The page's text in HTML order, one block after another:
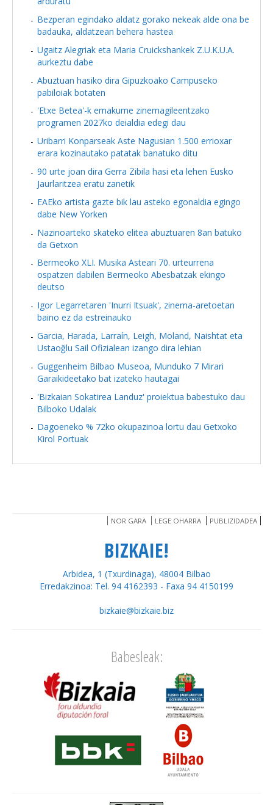
Bezperan egindako aldatz gorako nekeak alde ona be
badauka, aldatzean behera hastea
Ugaitz Alegriak eta Maria Cruickshankek Z.U.K.U.A.
aurkeztu dabe
Abuztuan hasiko dira Gipuzkoako Campuseko
pabiloiak botaten
'Etxe Betea'-k emakume zinemagileentzako
programen 2027ko deialdia edegi dau
Uribarri Konparseak Aste Nagusian 1.500 errioxar
erara kozinautako patatak banatuko ditu
90 urte joan dira Gerra Zibila hasi eta lehen Eusko
Jaurlaritzea eratu zanetik
EAEko artista gazte bik lau asteko egonaldia egingo
dabe New Yorken
Nazinoarteko skateko elitea abuztuaren 8an batuko
da Getxon
Bermeoko XLI. Musika Asteari 70. urteurrena
ospatzen dabilen Bermeoko Abesbatzak ekingo
deutso
Igor Legarretaren 'Inurri Itsuak', zinema-aretoetan
baino ez da estreinauko
Garcia, Harada, Larraín, Leigh, Moland, Naishtat eta
Ustaoğlu Sail Ofizialean izango dira lehian
Guggenheim Bilbao Museoa, Munduko 7 Mirari
Garaikideetako bat izateko hautagai
'Bizkaian Sokatirea Landuz' proiektua babestuko dau
Bilboko Udalak
Dagoeneko % 72ko okupazinoa lortu dau Getxoko
Kirol Portuak
NOR GARA LEGE OHARRA PUBLIZIDADEA
BIZKAIE!
Arbidea, 1 (Txurdinaga), 48004 Bilbao
Erredakzinoa: Tel. 94 4162393 - Faxa 94 4150199
bizkaie@bizkaie.biz
Babesleak: